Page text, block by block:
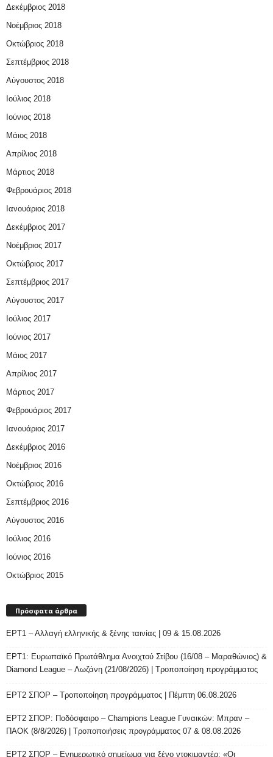
Δεκέμβριος 2018
Νοέμβριος 2018
Οκτώβριος 2018
Σεπτέμβριος 2018
Αύγουστος 2018
Ιούλιος 2018
Ιούνιος 2018
Μάιος 2018
Απρίλιος 2018
Μάρτιος 2018
Φεβρουάριος 2018
Ιανουάριος 2018
Δεκέμβριος 2017
Νοέμβριος 2017
Οκτώβριος 2017
Σεπτέμβριος 2017
Αύγουστος 2017
Ιούλιος 2017
Ιούνιος 2017
Μάιος 2017
Απρίλιος 2017
Μάρτιος 2017
Φεβρουάριος 2017
Ιανουάριος 2017
Δεκέμβριος 2016
Νοέμβριος 2016
Οκτώβριος 2016
Σεπτέμβριος 2016
Αύγουστος 2016
Ιούλιος 2016
Ιούνιος 2016
Οκτώβριος 2015
Πρόσφατα άρθρα
ΕΡΤ1 – Αλλαγή ελληνικής & ξένης ταινίας | 09 & 15.08.2026
ΕΡΤ1: Ευρωπαϊκό Πρωτάθλημα Ανοιχτού Στίβου (16/08 – Μαραθώνιος) &
Diamond League – Λωζάνη (21/08/2026) | Τροποποίηση προγράμματος
ΕΡΤ2 ΣΠΟΡ – Τροποποίηση προγράμματος | Πέμπτη 06.08.2026
ΕΡΤ2 ΣΠΟΡ: Ποδόσφαιρο – Champions League Γυναικών: Μπραν –
ΠΑΟΚ (8/8/2026) | Τροποποιήσεις προγράμματος 07 & 08.08.2026
ΕΡΤ2 ΣΠΟΡ – Ενημερωτικό σημείωμα για ξένο ντοκιμαντέρ: «Οι